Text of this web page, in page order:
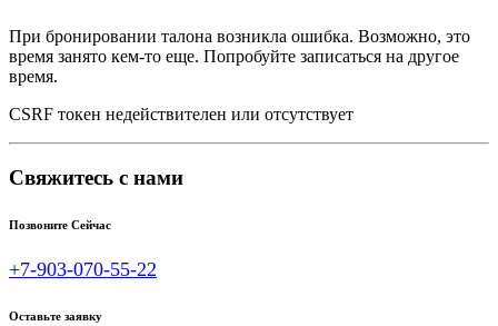
При бронировании талона возникла ошибка. Возможно, это
время занято кем-то еще. Попробуйте записаться на другое
время.
CSRF токен недействителен или отсутствует
Свяжитесь с нами
Позвоните Сейчас
+7-903-070-55-22
Оставьте заявку